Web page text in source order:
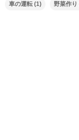
車の運転 (1) 野菜作り